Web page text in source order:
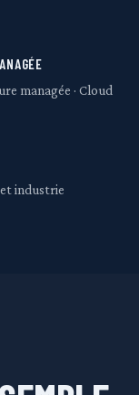
managée · Cloud
industrie